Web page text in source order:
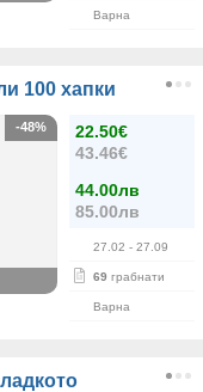
Варна
100 хапки
22.50€
43.46€
44.00лв
85.00лв
27.02 - 27.09
69 грабнати
Варна
-48%